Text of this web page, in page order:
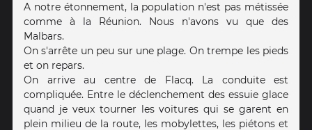
A notre étonnement, la population n'est pas métissée
comme à la Réunion. Nous n'avons vu que des
Malbars.
On s'arrête un peu sur une plage. On trempe les pieds
et on repars.
On arrive au centre de Flacq. La conduite est
compliquée. Entre le déclenchement des essuie glace
quand je veux tourner les voitures qui se garent en
plein milieu de la route, les mobylettes, les piétons et